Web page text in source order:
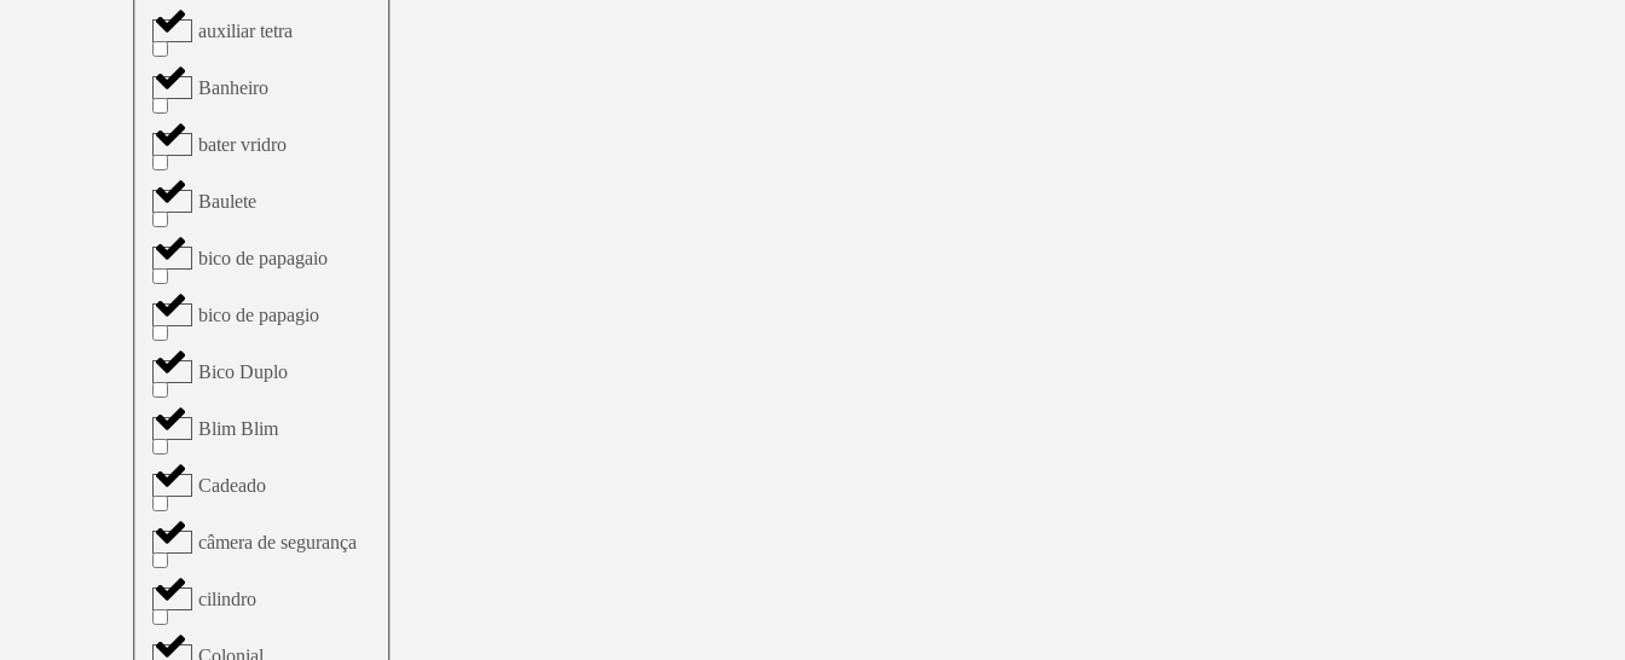
auxiliar tetra
Banheiro
bater vridro
Baulete
bico de papagaio
bico de papagio
Bico Duplo
Blim Blim
Cadeado
câmera de segurança
cilindro
Colonial